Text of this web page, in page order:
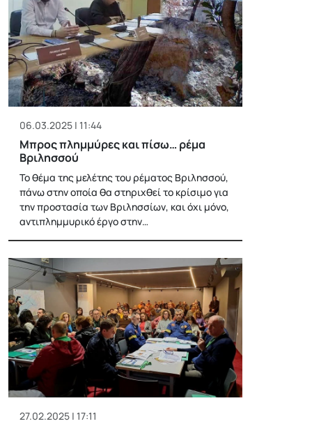
06.03.2025 | 11:44
Μπρος πλημμύρες και πίσω… ρέμα
Βριλησσού
Το θέμα της μελέτης του ρέματος Βριλησσού,
πάνω στην οποία θα στηριχθεί το κρίσιμο για
την προστασία των Βριλησσίων, και όχι μόνο,
αντιπλημμυρικό έργο στην…
27.02.2025 | 17:11